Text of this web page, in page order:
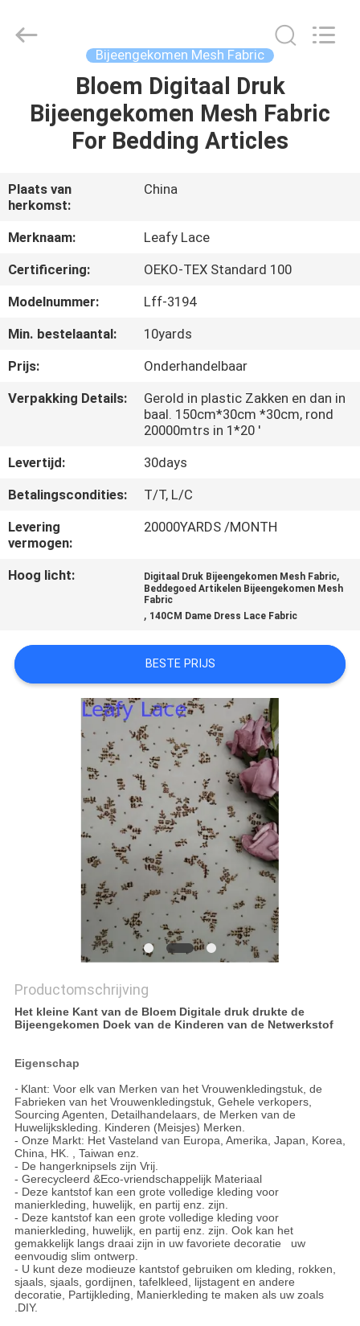
PRODUCTEN
OVER
ONS
FABRIEKSREIS
CONTACTEER
ONS
VRAAG
EEN
OFFERTE
AAN
PRIVACYBELEID
Ltd..
Bijeengekomen Mesh Fabric
Bloem Digitaal Druk
Bijeengekomen Mesh Fabric
For Bedding Articles
Plaats van
herkomst:
China
Merknaam:
Leafy Lace
Certificering:
OEKO-TEX Standard 100
Modelnummer:
Lff-3194
Min. bestelaantal:
10yards
Prijs:
Onderhandelbaar
Verpakking Details:
Gerold in plastic Zakken en dan in
baal. 150cm*30cm *30cm, rond
20000mtrs in 1*20 '
Levertijd:
30days
Betalingscondities:
T/T, L/C
Levering
vermogen:
20000YARDS /MONTH
Hoog licht: Digitaal Druk Bijeengekomen Mesh Fabric,
Beddegoed Artikelen Bijeengekomen Mesh
Fabric
, 140CM Dame Dress Lace Fabric
BESTE PRIJS
Productomschrijving
Het kleine Kant van de Bloem Digitale druk drukte de
Bijeengekomen Doek van de Kinderen van de Netwerkstof
Eigenschap
- Klant: Voor elk van Merken van het Vrouwenkledingstuk, de
Fabrieken van het Vrouwenkledingstuk, Gehele verkopers,
Sourcing Agenten, Detailhandelaars, de Merken van de
Huwelijkskleding. Kinderen (Meisjes) Merken.
- Onze Markt: Het Vasteland van Europa, Amerika, Japan, Korea,
China, HK. , Taiwan enz.
- De hangerknipsels zijn Vrij.
- Gerecycleerd &Eco-vriendschappelijk Materiaal
- Deze kantstof kan een grote volledige kleding voor
manierkleding, huwelijk, en partij enz. zijn.
- Deze kantstof kan een grote volledige kleding voor
manierkleding, huwelijk, en partij enz. zijn. Ook kan het
gemakkelijk langs draai zijn in uw favoriete decoratie uw
eenvoudig slim ontwerp.
- U kunt deze modieuze kantstof gebruiken om kleding, rokken,
sjaals, sjaals, gordijnen, tafelkleed, lijstagent en andere
decoratie, Partijkleding, Manierkleding te maken als uw zoals
.DIY.